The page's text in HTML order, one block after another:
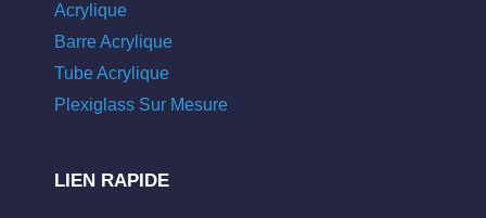
Acrylique
Barre Acrylique
Tube Acrylique
Plexiglass Sur Mesure
LIEN RAPIDE